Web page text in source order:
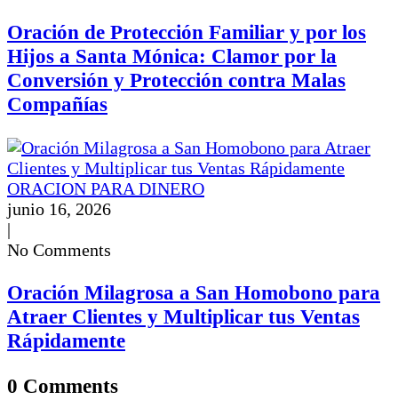
Oración de Protección Familiar y por los
Hijos a Santa Mónica: Clamor por la
Conversión y Protección contra Malas
Compañías
ORACION PARA DINERO
junio 16, 2026
|
No Comments
Oración Milagrosa a San Homobono para
Atraer Clientes y Multiplicar tus Ventas
Rápidamente
0 Comments